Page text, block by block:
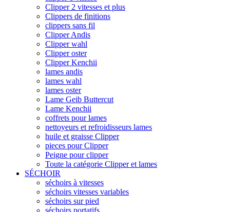
Clipper 2 vitesses et plus
Clippers de finitions
clippers sans fil
Clipper Andis
Clipper wahl
Clipper oster
Clipper Kenchii
lames andis
lames wahl
lames oster
Lame Geib Buttercut
Lame Kenchii
coffrets pour lames
nettoyeurs et refroidisseurs lames
huile et graisse Clipper
pieces pour Clipper
Peigne pour clipper
Toute la catégorie Clipper et lames
SÉCHOIR
séchoirs à vitesses
séchoirs vitesses variables
séchoirs sur pied
séchoirs portatifs